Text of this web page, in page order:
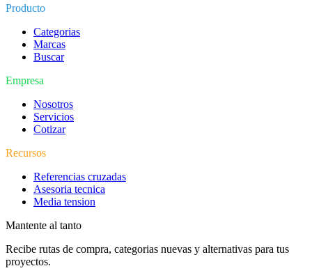
Producto
Categorias
Marcas
Buscar
Empresa
Nosotros
Servicios
Cotizar
Recursos
Referencias cruzadas
Asesoria tecnica
Media tension
Mantente al tanto
Recibe rutas de compra, categorias nuevas y alternativas para tus
proyectos.